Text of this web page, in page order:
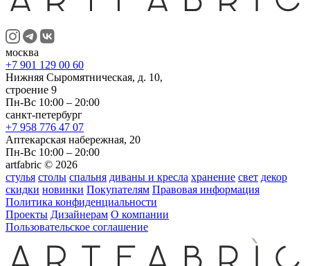
москва
+7 901 129 00 60
Нижняя Сыромятническая, д. 10,
строение 9
Пн-Вс 10:00 – 20:00
санкт-петербург
+7 958 776 47 07
Аптекарская набережная, 20
Пн-Вс 10:00 – 20:00
artfabric © 2026
стулья столы спальня диваны и кресла хранение свет декор
скидки новинки Покупателям Правовая информация
Политика конфиденциальности
Проекты Дизайнерам О компании
Пользовательское соглашение